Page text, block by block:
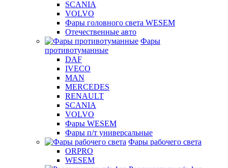
SCANIA
VOLVO
Фары головного света WESEM
Отечественные авто
Фары
противотуманные
DAF
IVECO
MAN
MERCEDES
RENAULT
SCANIA
VOLVO
Фары WESEM
Фары п/т универсальные
Фары рабочего света
ORPRO
WESEM